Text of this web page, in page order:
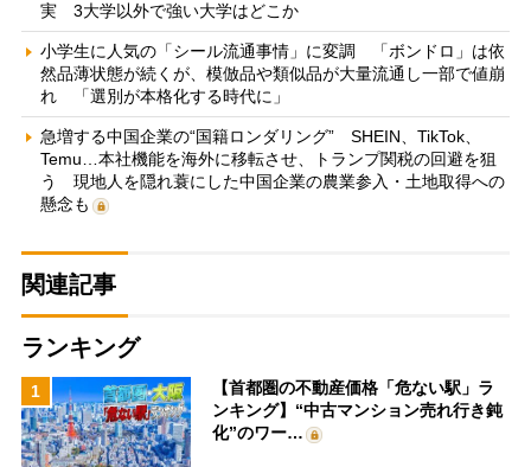
実 3大学以外で強い大学はどこか
小学生に人気の「シール流通事情」に変調 「ボンドロ」は依
然品薄状態が続くが、模倣品や類似品が大量流通し一部で値崩
れ 「選別が本格化する時代に」
急増する中国企業の“国籍ロンダリング” SHEIN、TikTok、
Temu…本社機能を海外に移転させ、トランプ関税の回避を狙
う 現地人を隠れ蓑にした中国企業の農業参入・土地取得への
懸念も
関連記事
ランキング
1
【首都圏の不動産価格「危ない駅」ラ
ンキング】“中古マンション売れ行き鈍
化”のワー…